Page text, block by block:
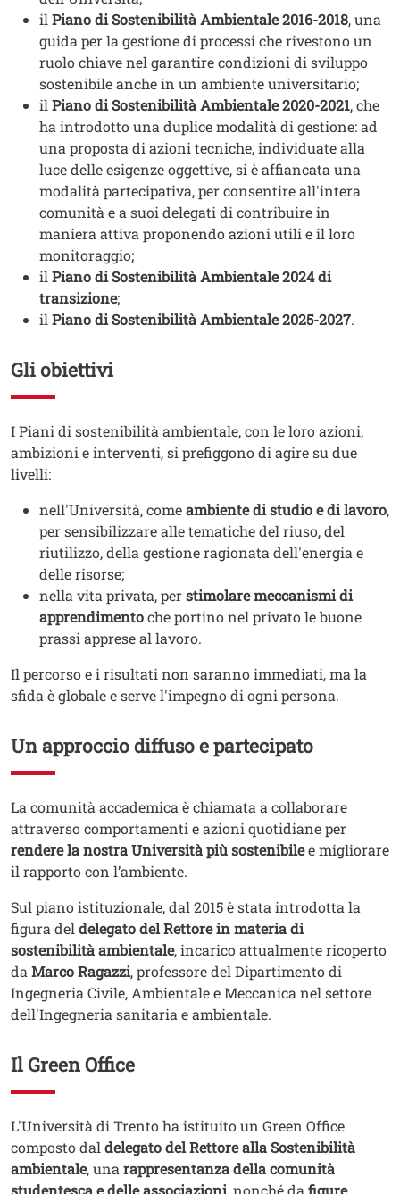
il Piano di Sostenibilità Ambientale 2016-2018, una
guida per la gestione di processi che rivestono un
ruolo chiave nel garantire condizioni di sviluppo
sostenibile anche in un ambiente universitario;
il Piano di Sostenibilità Ambientale 2020-2021, che
ha introdotto una duplice modalità di gestione: ad
una proposta di azioni tecniche, individuate alla
luce delle esigenze oggettive, si è affiancata una
modalità partecipativa, per consentire all'intera
comunità e a suoi delegati di contribuire in
maniera attiva proponendo azioni utili e il loro
monitoraggio;
il Piano di Sostenibilità Ambientale 2024 di
transizione;
il Piano di Sostenibilità Ambientale 2025-2027.
Gli obiettivi
Testo
I Piani di sostenibilità ambientale, con le loro azioni,
ambizioni e interventi, si prefiggono di agire su due
livelli:
nell'Università, comeambiente di studio e di lavoro,
per sensibilizzare alle tematiche del riuso, del
riutilizzo, della gestione ragionata dell'energia e
delle risorse;
nella vita privata, perstimolare meccanismi di
apprendimentoche portino nel privato le buone
prassi apprese al lavoro.
Il percorso e i risultati non saranno immediati, ma la
sfida è globale e serve l'impegno di ogni persona.
Un approccio diffuso e partecipato
Testo
La comunità accademica è chiamata a collaborare
attraverso comportamenti e azioni quotidiane per
rendere la nostra Università più sostenibilee migliorare
il rapporto con l’ambiente.
Sul piano istituzionale, dal 2015 è stata introdotta la
figura del delegato del Rettore in materia di
sostenibilità ambientale, incarico attualmente ricoperto
da Marco Ragazzi, professore del Dipartimento di
Ingegneria Civile, Ambientale e Meccanica nel settore
dell'Ingegneria sanitaria e ambientale.
Il Green Office
Testo
L'Università di Trento ha istituito un Green Office
composto dal delegato del Rettore alla Sostenibilità
ambientale, una rappresentanza della comunità
studentesca e delle associazioni , nonché da figure